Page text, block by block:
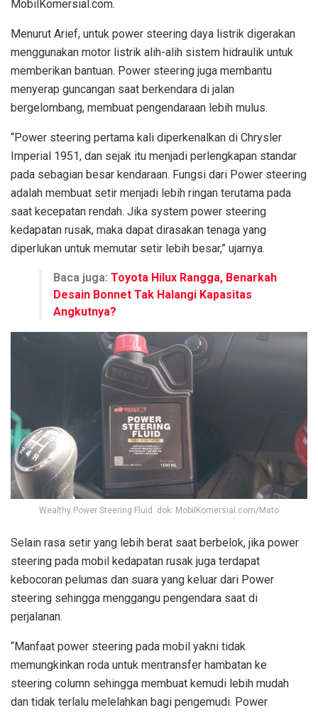
MobilKomersial.com.
Menurut Arief, untuk power steering daya listrik digerakan
menggunakan motor listrik alih-alih sistem hidraulik untuk
memberikan bantuan. Power steering juga membantu
menyerap guncangan saat berkendara di jalan
bergelombang, membuat pengendaraan lebih mulus.
“Power steering pertama kali diperkenalkan di Chrysler
Imperial 1951, dan sejak itu menjadi perlengkapan standar
pada sebagian besar kendaraan. Fungsi dari Power steering
adalah membuat setir menjadi lebih ringan terutama pada
saat kecepatan rendah. Jika system power steering
kedapatan rusak, maka dapat dirasakan tenaga yang
diperlukan untuk memutar setir lebih besar,” ujarnya.
Baca juga: Toyota Hilux Rangga, Benarkah
Desain Bonnet Tak Halangi Kapasitas
Angkutnya?
Wealthy Power Steering Fluid. dok: MobilKomersial.com/Mato
Selain rasa setir yang lebih berat saat berbelok, jika power
steering pada mobil kedapatan rusak juga terdapat
kebocoran pelumas dan suara yang keluar dari Power
steering sehingga menggangu pengendara saat di
perjalanan.
“Manfaat power steering pada mobil yakni tidak
memungkinkan roda untuk mentransfer hambatan ke
steering column sehingga membuat kemudi lebih mudah
dan tidak terlalu melelahkan bagi pengemudi. Power